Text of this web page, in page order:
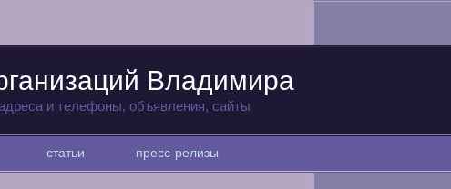
Владимира
и телефоны, объявления, сайты
статьи пресс-релизы